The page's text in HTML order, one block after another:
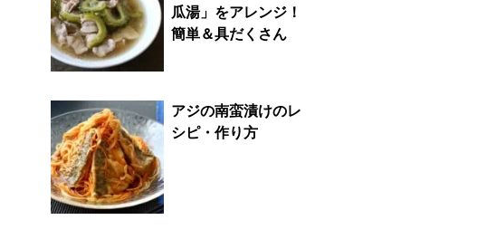
瓜湯」をアレンジ！
簡単＆具だくさん
アジの南蛮漬けのレ
シピ・作り方